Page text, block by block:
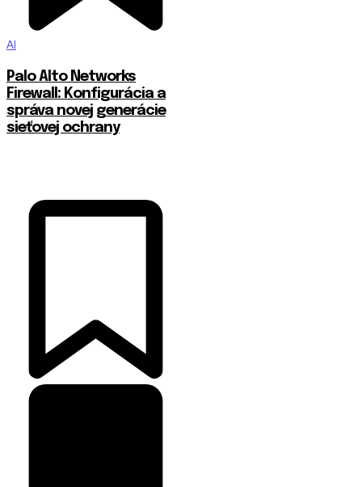
AI
Palo Alto Networks
Firewall: Konfigurácia a
správa novej generácie
sieťovej ochrany